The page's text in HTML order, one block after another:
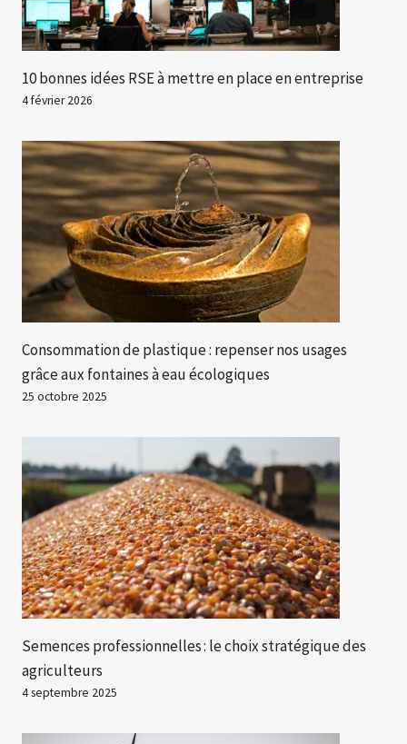
10 bonnes idées RSE à mettre en place en entreprise
4 février 2026
Consommation de plastique : repenser nos usages
grâce aux fontaines à eau écologiques
25 octobre 2025
Semences professionnelles : le choix stratégique des
agriculteurs
4 septembre 2025